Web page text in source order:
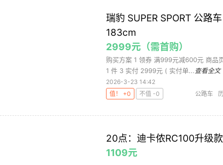
瑞豹 SUPER SPORT 公路
183cm
2999元（需首购）
购买方案 1 领券 满999元减600元 商品
1 件 3 实付 2999元 ( 实付单... 查看全文
2026-3-23 14:42
值！ +0
不值 -0 公路车
20点：迪卡侬RC100升级
1109元